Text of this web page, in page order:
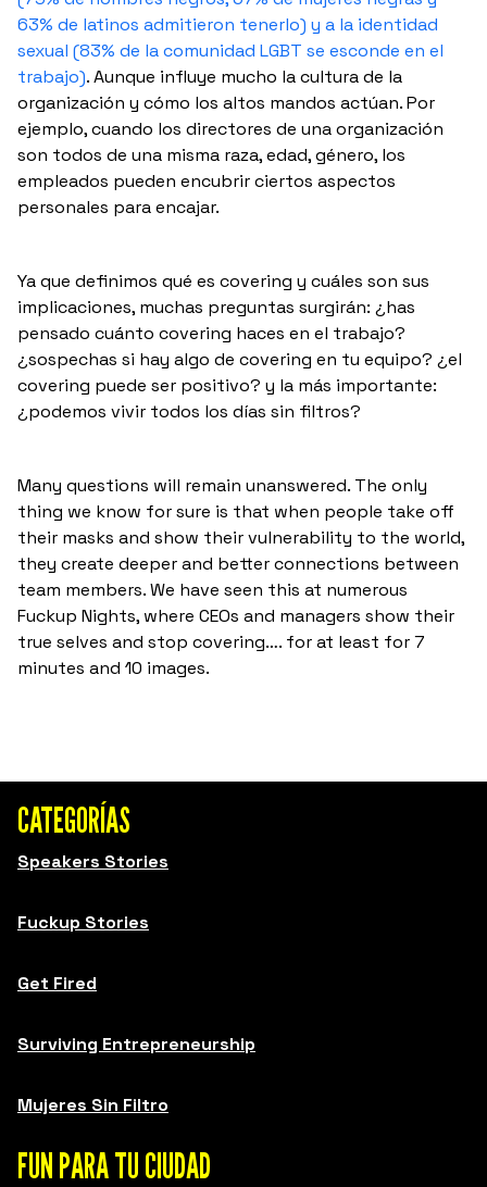
63% de latinos admitieron tenerlo) y a la identidad
sexual (83% de la comunidad LGBT se esconde en el
trabajo). Aunque influye mucho la cultura de la
organización y cómo los altos mandos actúan. Por
ejemplo, cuando los directores de una organización
son todos de una misma raza, edad, género, los
empleados pueden encubrir ciertos aspectos
personales para encajar.
Ya que definimos qué es covering y cuáles son sus
implicaciones, muchas preguntas surgirán: ¿has
pensado cuánto covering haces en el trabajo?
¿sospechas si hay algo de covering en tu equipo? ¿el
covering puede ser positivo? y la más importante:
¿podemos vivir todos los días sin filtros?
Many questions will remain unanswered. The only
thing we know for sure is that when people take off
their masks and show their vulnerability to the world,
they create deeper and better connections between
team members. We have seen this at numerous
Fuckup Nights, where CEOs and managers show their
true selves and stop covering…. for at least for 7
minutes and 10 images.
CATEGORÍAS
Speakers Stories
Fuckup Stories
Get Fired
Surviving Entrepreneurship
Mujeres Sin Filtro
FUN PARA TU CIUDAD